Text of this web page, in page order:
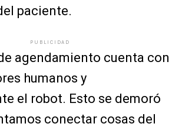
paciente.
PUBLICIDAD
agendamiento cuenta con
humanos y
el robot. Esto se demoró
conectar cosas del